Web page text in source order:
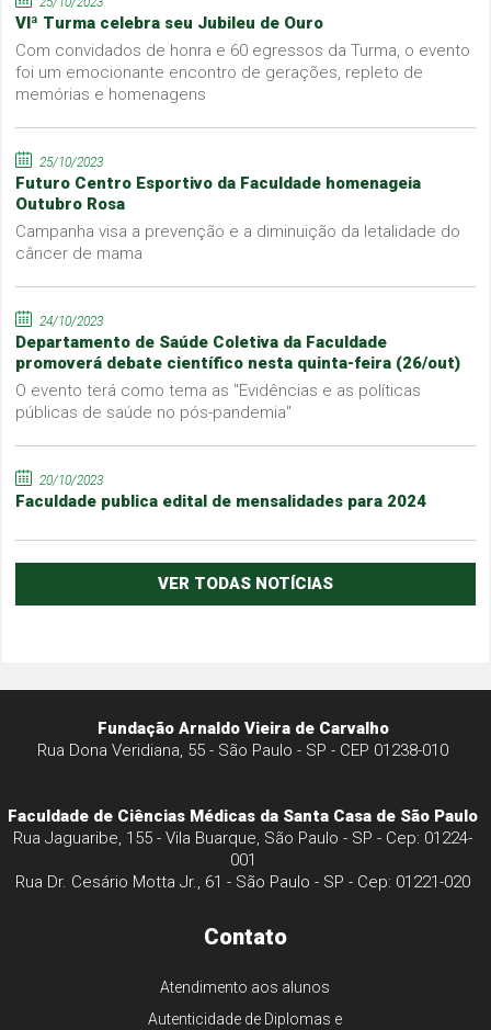
VIª Turma celebra seu Jubileu de Ouro
Com convidados de honra e 60 egressos da Turma, o evento
foi um emocionante encontro de gerações, repleto de
memórias e homenagens
25/10/2023
Futuro Centro Esportivo da Faculdade homenageia
Outubro Rosa
Campanha visa a prevenção e a diminuição da letalidade do
câncer de mama
24/10/2023
Departamento de Saúde Coletiva da Faculdade
promoverá debate científico nesta quinta-feira (26/out)
O evento terá como tema as "Evidências e as políticas
públicas de saúde no pós-pandemia"
20/10/2023
Faculdade publica edital de mensalidades para 2024
VER TODAS NOTÍCIAS
Fundação Arnaldo Vieira de Carvalho
Rua Dona Veridiana, 55 - São Paulo - SP - CEP 01238-010
Faculdade de Ciências Médicas da Santa Casa de São Paulo
Rua Jaguaribe, 155 - Vila Buarque, São Paulo - SP - Cep: 01224-
001
Rua Dr. Cesário Motta Jr., 61 - São Paulo - SP - Cep: 01221-020
Contato
Atendimento aos alunos
Autenticidade de Diplomas e